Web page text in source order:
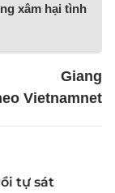
xâm hại tình
Giang
Vietnamnet
tự sát